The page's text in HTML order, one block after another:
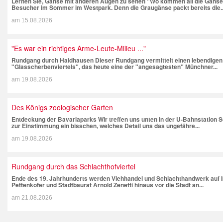
Besucher im Sommer im Westpark. Denn die Graugänse packt bereits
am 15.08.2026
"Es war ein richtiges Arme-Leute-Milieu ..."
Rundgang durch Haidhausen Dieser Rundgang vermittelt einen
"Glasscherbenviertels", das heute eine der "angesagtesten" Münchner...
am 19.08.2026
Des Königs zoologischer Garten
Entdeckung der Bavariaparks Wir treffen uns unten in der U-Bahnstation
zur Einstimmung ein bisschen, welches Detail uns das ungefähre...
am 19.08.2026
Rundgang durch das Schlachthofviertel
Ende des 19. Jahrhunderts werden Viehhandel und Schlachthandwerk
Pettenkofer und Stadtbaurat Arnold Zenetti hinaus vor die Stadt an...
am 21.08.2026